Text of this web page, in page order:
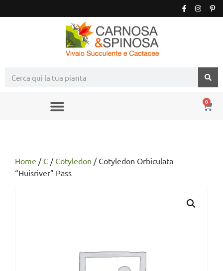
0
Home / C / Cotyledon / Cotyledon Orbiculata
“Huisriver” Pass